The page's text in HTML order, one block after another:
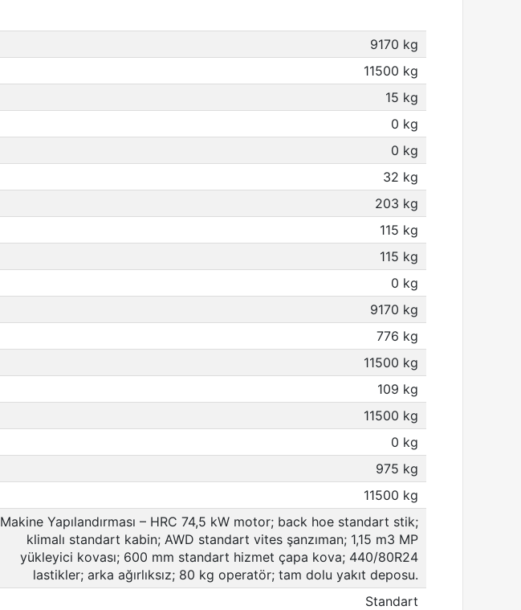
9170 kg
11500 kg
15 kg
0 kg
0 kg
32 kg
203 kg
115 kg
115 kg
0 kg
9170 kg
776 kg
11500 kg
109 kg
11500 kg
0 kg
975 kg
11500 kg
Makine Yapılandırması – HRC 74,5 kW motor; back hoe standart stik;
klimalı standart kabin; AWD standart vites şanzıman; 1,15 m3 MP
yükleyici kovası; 600 mm standart hizmet çapa kova; 440/80R24
lastikler; arka ağırlıksız; 80 kg operatör; tam dolu yakıt deposu.
Standart